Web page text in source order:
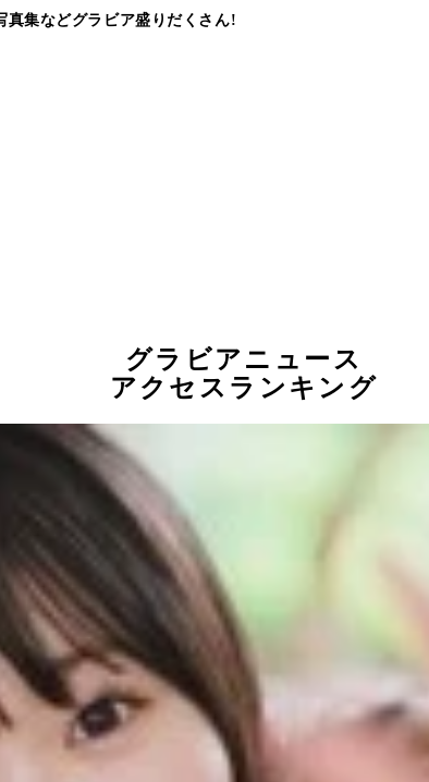
真集などグラビア盛りだくさん!
グラビアニュース
アクセスランキング